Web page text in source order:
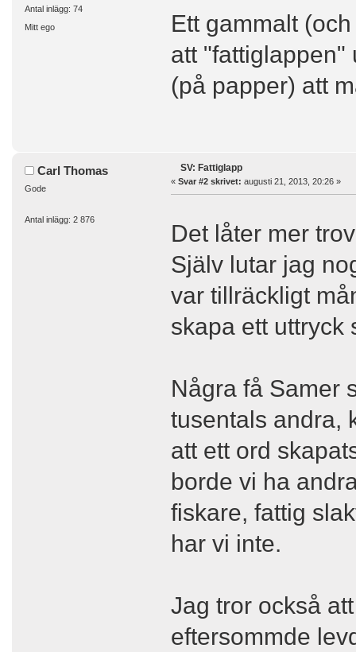
Antal inlägg: 74
Mitt ego
Ett gammalt
att "fattiglappen"
(på papper) att
Carl Thomas
Gode
Antal inlägg: 2 876
SV: Fattiglapp
« Svar #2 skrivet: augusti 21, 2013, 20:26 »
Det låter mer
Själv lutar jag
var tillräckligt
skapa ett uttryck
Några få Samer
tusentals andra,
att ett ord
borde vi ha
fiskare, fattig
har vi inte.
Jag tror också
eftersommde